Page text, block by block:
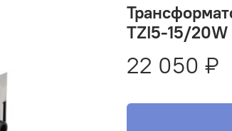
TZI5-15/20W
22 050 ₽